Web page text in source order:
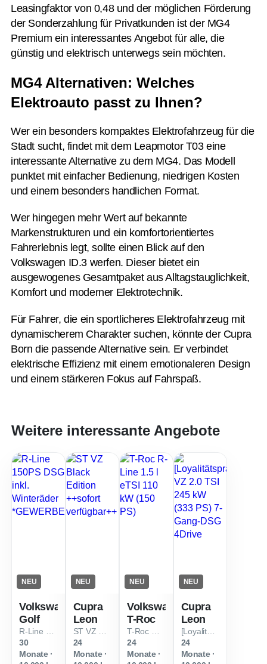
Leasingfaktor von 0,48 und der möglichen Förderung
der Sonderzahlung für Privatkunden ist der MG4
Premium ein interessantes Angebot für alle, die
günstig und elektrisch unterwegs sein möchten.
MG4 Alternativen: Welches
Elektroauto passt zu Ihnen?
Wer ein besonders kompaktes Elektrofahrzeug für die
Stadt sucht, findet mit dem LeapmotorT03 eine
interessante Alternative zu dem MG4. Das Modell
punktet mit einfacher Bedienung, niedrigen Kosten
und einem besonders handlichen Format.
Wer hingegen mehr Wert auf bekannte
Markenstrukturen und ein komfortorientiertes
Fahrerlebnis legt, sollte einen Blick auf den
Volkswagen ID.3 werfen. Dieser bietet ein
ausgewogenes Gesamtpaket aus Alltagstauglichkeit,
Komfort und moderner Elektrotechnik.
Für Fahrer, die ein sportlicheres Elektrofahrzeug mit
dynamischerem Charakter suchen, könnte der Cupra
Born die passende Alternative sein. Er verbindet
elektrische Effizienz mit einem emotionaleren Design
und einem stärkeren Fokus auf Fahrspaß.
Weitere interessante Angebote
NEU
Volkswagen
Golf
30
Monate ·
NEU
Cupra
Leon
24
Monate ·
NEU
Volkswagen
T-Roc
24
Monate ·
NEU
Cupra
Leon
[Loyalitätsprämie] VZ 2.0 TSI 245 kW (333 PS) 7-Gang-DSG 4Drive
24
Monate ·